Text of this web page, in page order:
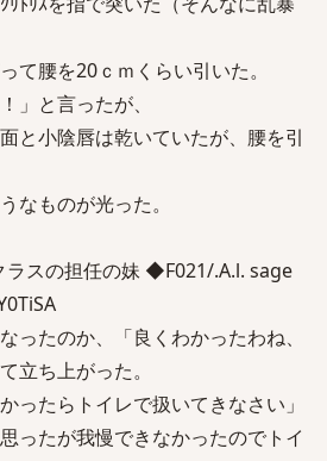
て腰を20ｃｍくらい引いた。
」と言ったが、
と小陰唇は乾いていたが、腰を引
なものが光った。
ラスの担任の妹 ◆F021/.A.l. sage
ったのか、「良くわかったわね、
立ち上がった。
ったらトイレで扱いてきなさい」
ったが我慢できなかったのでトイ